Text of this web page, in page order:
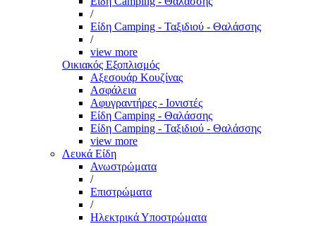
/
Είδη Camping - Ταξιδιού - Θαλάσσης
/
view more
Οικιακός Εξοπλισμός
Αξεσουάρ Κουζίνας
Ασφάλεια
Αφυγραντήρες - Ιονιστές
Είδη Camping - Θαλάσσης
Είδη Camping - Ταξιδιού - Θαλάσσης
view more
Λευκά Είδη
Ανωστρώματα
/
Επιστρώματα
/
Ηλεκτρικά Υποστρώματα